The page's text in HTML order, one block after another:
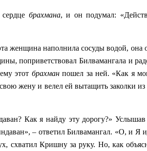
брахмана, и он подумал:
наполнила сосуды водой, она
поприветствовал Билвамангала и
этот брахманпошел за ней. «Как я
жену и велел ей вытащить заколки
Как я найду эту дорогу?»
– ответил Билвамангал. «О, и
схватил Кришну за руку. Но, как